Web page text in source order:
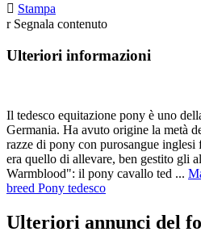
 Stampa
r Segnala contenuto
Ulteriori informazioni
Il tedesco equitazione pony è uno
Germania. Ha avuto origine la metà
razze di pony con purosangue
era quello di allevare, ben gestito gli
Warmblood": il pony cavallo ted ...
breed Pony tedesco
Ulteriori annunci del